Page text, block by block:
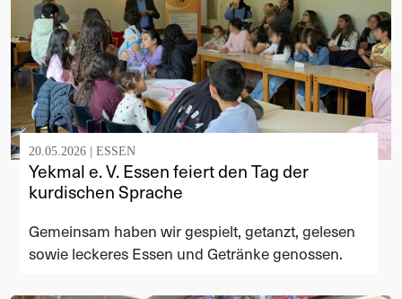
20.05.2026 | ESSEN
Yekmal e. V. Essen feiert den Tag der
kurdischen Sprache
Gemeinsam haben wir gespielt, getanzt, gelesen
sowie leckeres Essen und Getränke genossen.